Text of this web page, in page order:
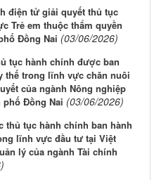
điện tử giải quyết thủ tục
Trẻ em thuộc thẩm quyền
Đồng Nai (03/06/2026)
tục hành chính được ban
thế trong lĩnh vực chăn nuôi
của ngành Nông nghiệp
Đồng Nai (03/06/2026)
thủ tục hành chính ban hành
lĩnh vực đầu tư tại Việt
lý của ngành Tài chính